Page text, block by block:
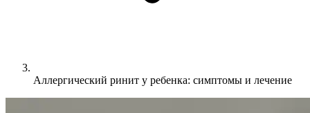
Аллергический ринит у ребенка: симптомы и лечение